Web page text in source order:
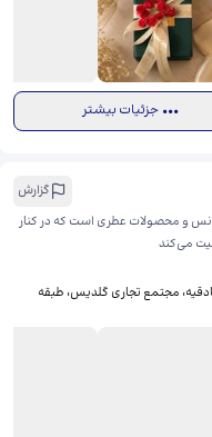
جزئیات بیشتر
گزارش
و محصولات عطری است که در کنار
می‌کند
مجتمع تجاری گلدیس، طبقه